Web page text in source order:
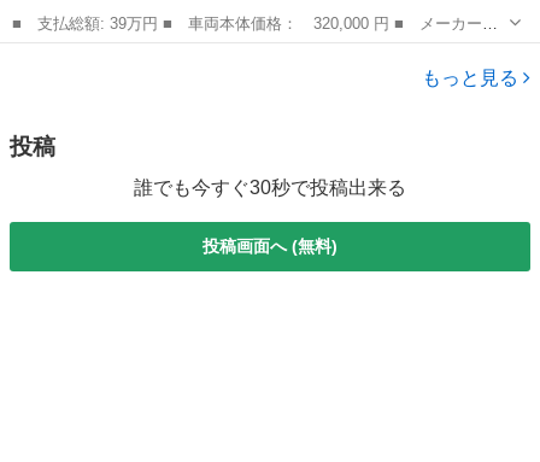
■ 支払総額: 39万円 ■ 車両本体価格： 320,000 円 ■ メーカー
名： ＭＩＮＩ ■ 車種名： ＭＩＮＩ ■ グレード名： クーパー
Ｓ パークレーン ＥＴＣ キーレス 取説 純正１７インチＡ
もっと見る
投稿
誰でも今すぐ30秒で投稿出来る
投稿画面へ (無料)